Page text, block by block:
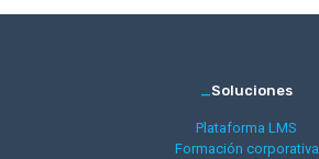
_Soluciones
Plataforma LMS
Formación corporativa